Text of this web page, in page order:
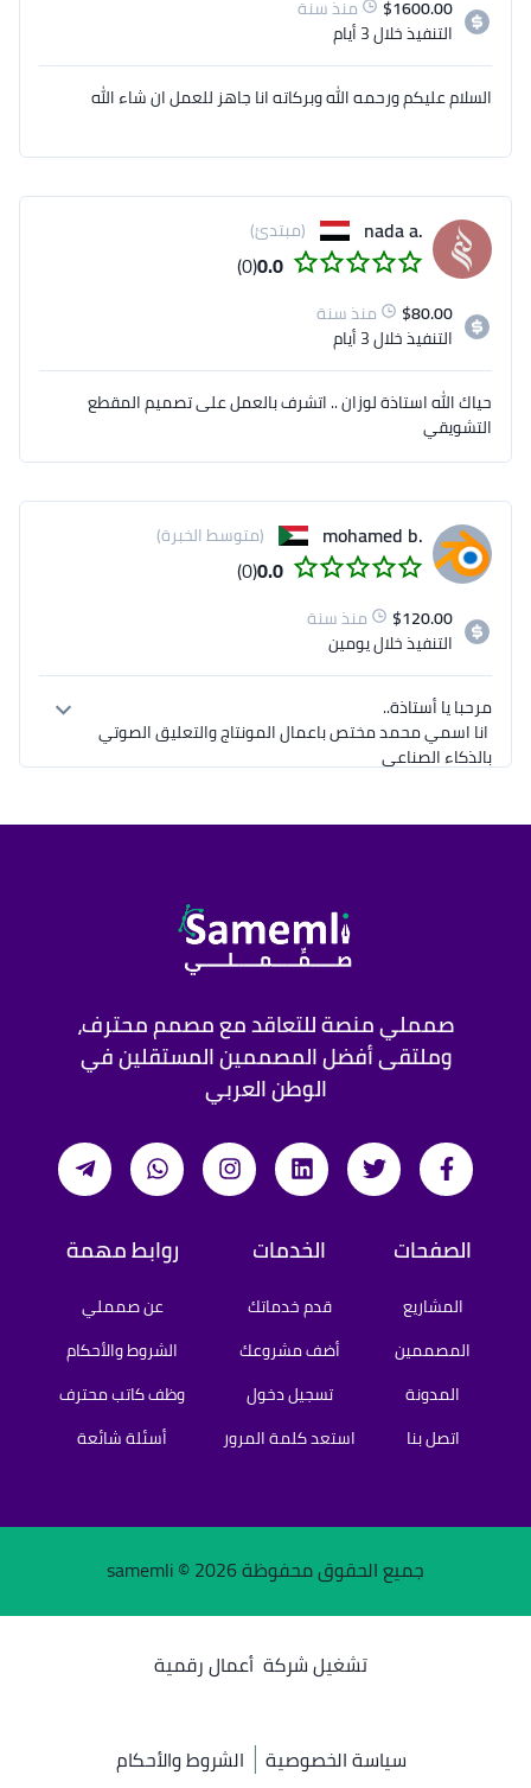
$1600.00
منذ سنة
التنفيذخلال 3 أيام
السلام عليكم ورحمه الله وبركاته انا جاهز للعمل ان شاء الله
.nada a (مبتدئ)
0.0
(0)
$80.00
منذ سنة
التنفيذخلال 3 أيام
حياك الله استاذة لوزان .. اتشرف بالعمل على تصميم المقطع
التشويقي
.mohamed b (متوسط الخبرة)
0.0
(0)
$120.00
منذ سنة
التنفيذخلال يومين
✓ اضافة تعليق بالذكاء الصناعي ( صوتي عربي واضح )
صمملي منصة للتعاقد مع مصمم محترف،
وملتقى أفضل المصممين المستقلين في
الوطن العربي
الصفحات
المشاريع
المصممين
المدونة
اتصل بنا
الخدمات
قدم خدماتك
أضف مشروعك
تسجيل دخول
استعد كلمة المرور
روابط مهمة
عن صمملي
الشروط والأحكام
وظف كاتب محترف
أسئلة شائعة
جميع الحقوق محفوظة samemli ©2026
تشغيل شركة أعمال رقمية
سياسة الخصوصية الشروط والأحكام